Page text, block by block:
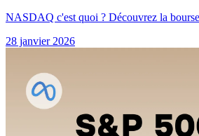
NASDAQ c'est quoi ? Découvrez la
28 janvier 2026